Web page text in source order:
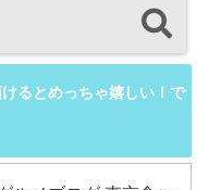
るとめっちゃ嬉しい！で